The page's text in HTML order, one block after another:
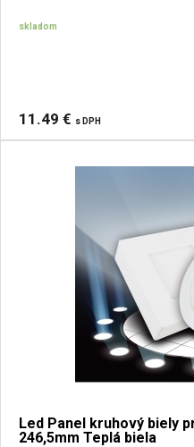
skladom
11.49 € s DPH
Led Panel kruhový biely
246,5mm Teplá biela